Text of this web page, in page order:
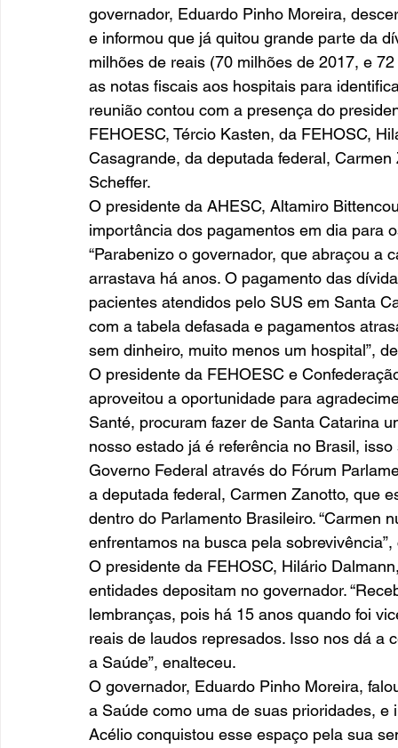
governador, Eduardo Pinho Moreira,
e informou que já quitou grande parte da
milhões de reais (70 milhões de 2017, e
as notas fiscais aos hospitais para
reunião contou com a presença do
FEHOESC, Tércio Kasten, da FEHOSC,
Casagrande, da deputada federal,
Scheffer.
O presidente da AHESC, Altamiro
importância dos pagamentos em dia para
“Parabenizo o governador, que abraçou
arrastava há anos. O pagamento das
pacientes atendidos pelo SUS em Santa
com a tabela defasada e pagamentos
sem dinheiro, muito menos um hospital”,
O presidente da FEHOESC e
aproveitou a oportunidade para
Santé, procuram fazer de Santa Catarina
nosso estado já é referência no Brasil,
Governo Federal através do Fórum
a deputada federal, Carmen Zanotto, que
dentro do Parlamento Brasileiro. “Carmen
enfrentamos na busca pela
O presidente da FEHOSC, Hilário
entidades depositam no governador.
lembranças, pois há 15 anos quando foi
reais de laudos represados. Isso nos dá
a Saúde”, enalteceu.
O governador, Eduardo Pinho Moreira,
a Saúde como uma de suas prioridades,
Acélio conquistou esse espaço pela sua